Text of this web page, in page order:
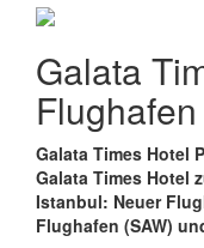
Galata
Galata Times Hotel
Galata Times Hotel
Istanbul: Neuer
Flughafen (SAW)